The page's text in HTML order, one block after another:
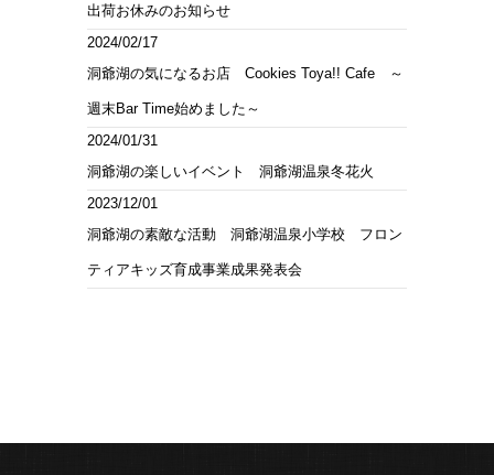
出荷お休みのお知らせ
2024/02/17
洞爺湖の気になるお店 Cookies Toya!! Cafe ～
週末Bar Time始めました～
2024/01/31
洞爺湖の楽しいイベント 洞爺湖温泉冬花火
2023/12/01
洞爺湖の素敵な活動 洞爺湖温泉小学校 フロン
ティアキッズ育成事業成果発表会